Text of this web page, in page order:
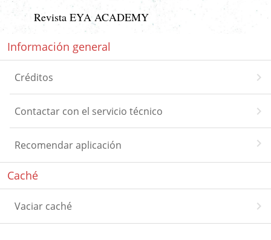
Revista EYA ACADEMY
Información general
Créditos chevron_right
Contactar con el servicio técnico chevron_right
Recomendar aplicación chevron_right
Caché
Vaciar caché chevron_right